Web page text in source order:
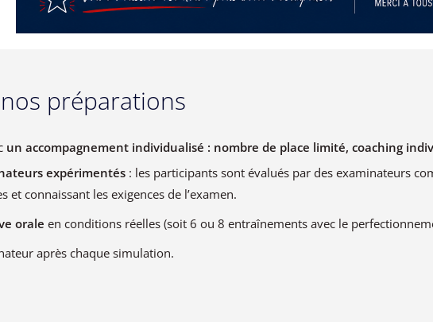
préparations
un accompagnement individualisé : nombre de place limité, coaching
expérimentés : les participants sont évalués par des examinateurs
et connaissant les exigences de l’examen.
orale en conditions réelles (soit 6 ou 8 entraînements avec le
après chaque simulation.